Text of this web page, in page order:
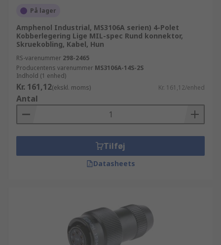
På lager
Amphenol Industrial, MS3106A serien) 4-Polet
Kobberlegering Lige MIL-spec Rund konnektor,
Skruekobling, Kabel, Hun
RS-varenummer 298-2465
Producentens varenummer MS3106A-14S-2S
Indhold (1 enhed)
Kr. 161,12(ekskl. moms) Kr. 161,12/enhed
Antal
Tilføj
Datasheets